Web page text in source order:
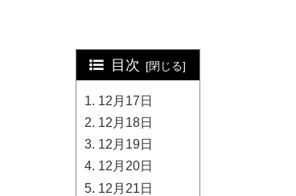
目次
12月17日
12月18日
12月19日
12月20日
12月21日